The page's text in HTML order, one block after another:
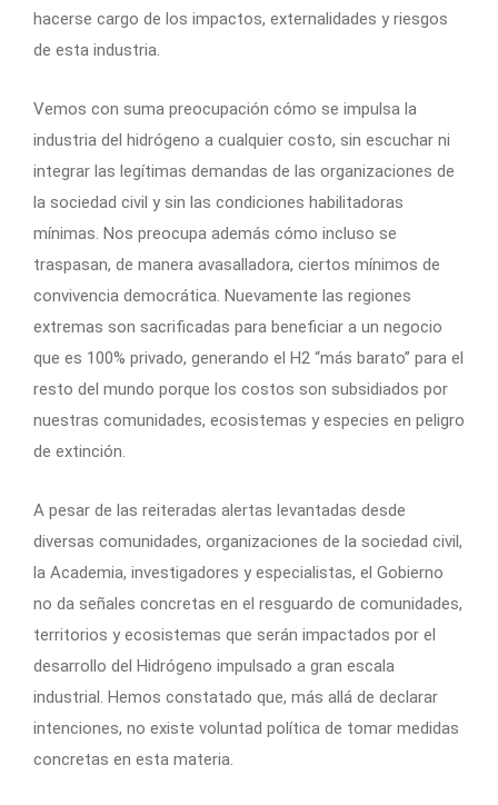
hacerse cargo de los impactos, externalidades y riesgos
de esta industria.
Vemos con suma preocupación cómo se impulsa la
industria del hidrógeno a cualquier costo, sin escuchar ni
integrar las legítimas demandas de las organizaciones de
la sociedad civil y sin las condiciones habilitadoras
mínimas. Nos preocupa además cómo incluso se
traspasan, de manera avasalladora, ciertos mínimos de
convivencia democrática. Nuevamente las regiones
extremas son sacrificadas para beneficiar a un negocio
que es 100% privado, generando el H2 “más barato” para el
resto del mundo porque los costos son subsidiados por
nuestras comunidades, ecosistemas y especies en peligro
de extinción.
A pesar de las reiteradas alertas levantadas desde
diversas comunidades, organizaciones de la sociedad civil,
la Academia, investigadores y especialistas, el Gobierno
no da señales concretas en el resguardo de comunidades,
territorios y ecosistemas que serán impactados por el
desarrollo del Hidrógeno impulsado a gran escala
industrial. Hemos constatado que, más allá de declarar
intenciones, no existe voluntad política de tomar medidas
concretas en esta materia.